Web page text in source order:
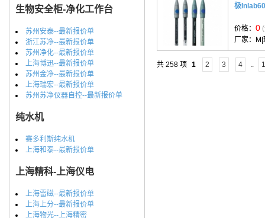
生物安全柜-净化工作台
苏州安泰--最新报价单
浙江苏净--最新报价单
苏州净化--最新报价单
上海博迅--最新报价单
苏州金净--最新报价单
上海瑞宏--最新报价单
苏州苏净仪器自控--最新报价单
纯水机
赛多利斯纯水机
上海和泰--最新报价单
上海精科-上海仪电
上海雷磁--最新报价单
上海上分--最新报价单
上海物光--上海精密
极
价格： 0
厂家：
共 258 项 1 2 3 4 ..